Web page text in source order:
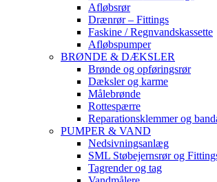
Afløbsrør
Drænrør – Fittings
Faskine / Regnvandskassette
Afløbspumper
BRØNDE & DÆKSLER
Brønde og opføringsrør
Dæksler og karme
Målebrønde
Rottespærre
Reparationsklemmer og
PUMPER & VAND
Nedsivningsanlæg
SML Støbejernsrør og
Tagrender og tag